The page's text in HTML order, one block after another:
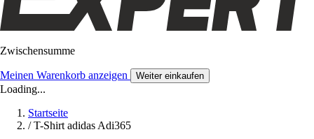
Zwischensumme
Meinen Warenkorb anzeigen Weiter einkaufen
Loading...
Startseite
/ T-Shirt adidas Adi365